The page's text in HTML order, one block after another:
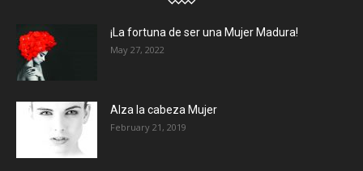
¡La fortuna de ser una Mujer Madura!
May 27, 2022
Alza la cabeza Mujer
February 21, 2019